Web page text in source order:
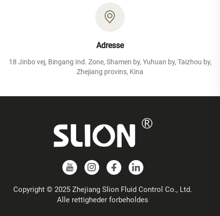
Adresse
18 Jinbo vej, Bingang Ind. Zone, Shamen by, Yuhuan by, Taizhou by,
Zhejiang provins, Kina
Copyright © 2025 Zhejiang Slion Fluid Control Co., Ltd.
Alle rettigheder forbeholdes